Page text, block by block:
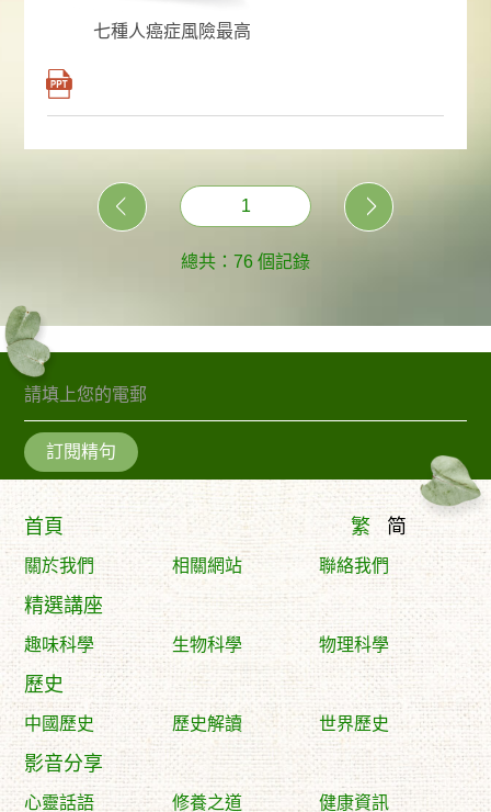
七種人癌症風險最高
1
總共：76 個記錄
訂閱精句
首頁 简
繁
關於我們 相關網站 聯絡我們
精選講座
趣味科學 生物科學 物理科學
歷史
中國歷史 歷史解讀 世界歷史
影音分享
心靈話語 修養之道 健康資訊